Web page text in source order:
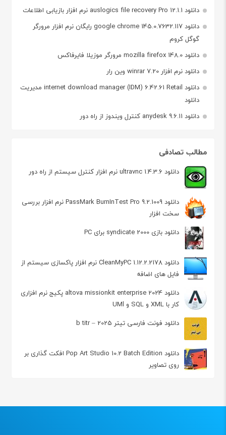
دانلود auslogics file recovery Pro 12.1.1 نرم افزار بازیابی اطلاعات
دانلود google chrome 145.0.7632.117 رایگان نرم افزار مرورگر
گوگل کروم
دانلود mozilla firefox 148.0 مرورگر موزیلا فایرفاکس
دانلود نرم افزار winrar 7.20 وین رار
دانلود internet download manager (IDM) 6.42.61 Retail مدیریت
دانلود
دانلود anydesk 9.6.11 کنترل ویندوز از راه دور
مطالب تصادفی
دانلود ultravnc 1.4.3.6 نرم افزار کنترل سیستم از راه دور
دانلود PassMark BurnInTest Pro 9.2.1009 نرم افزار بررسی
سخت افزار
دانلود بازی 2000 syndicate برای PC
دانلود CleanMyPC 1.12.2.2178 نرم افزار پاکسازی سیستم از
فایل های اضافه
دانلود altova missionkit enterprise 2024 پکیج نرم افزاری
کار با XML و SQL و UMl
دانلود فونت فارسی تیتر 2025 – b titr
دانلود Pop Art Studio 10.2 Batch Edition افکت گذاری بر
روی تصاویر